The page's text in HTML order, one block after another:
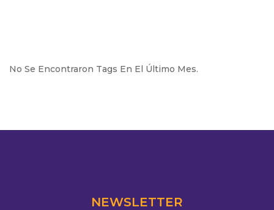
No Se Encontraron Tags En El Último Mes.
NEWSLETTER